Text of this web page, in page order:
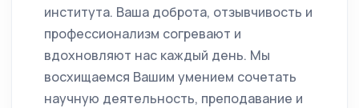
института. Ваша доброта, отзывчивость и
профессионализм согревают и
вдохновляют нас каждый день. Мы
восхищаемся Вашим умением сочетать
научную деятельность, преподавание и